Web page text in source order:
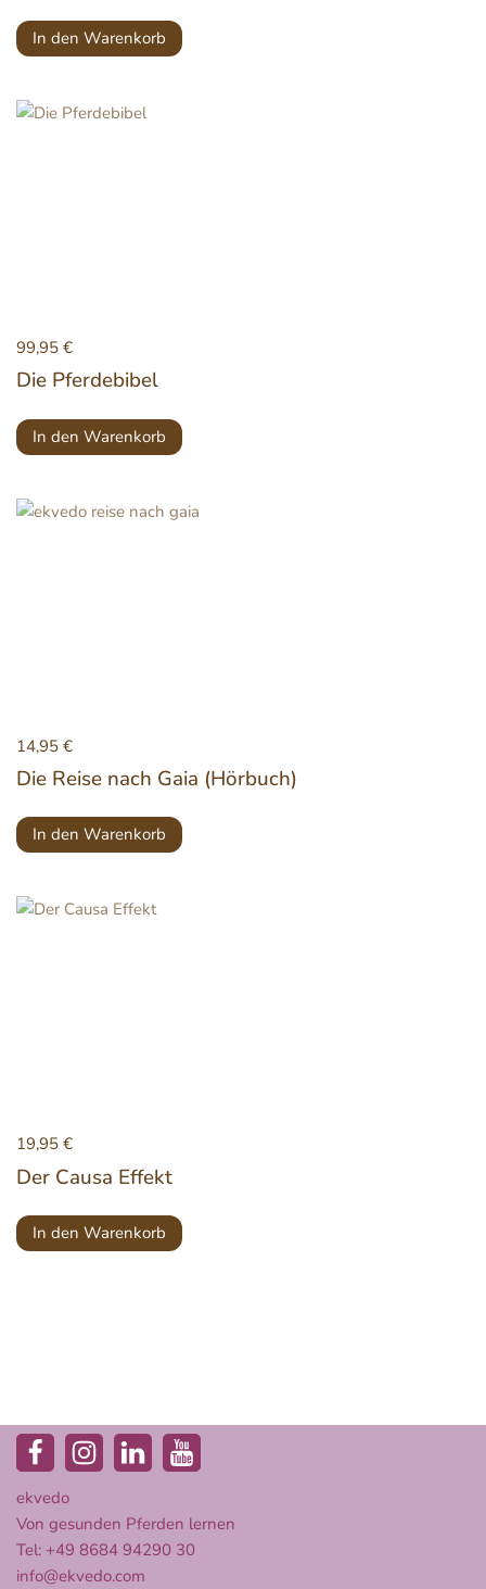
In den Warenkorb
99,95 €
Die Pferdebibel
In den Warenkorb
14,95 €
Die Reise nach Gaia (Hörbuch)
In den Warenkorb
19,95 €
Der Causa Effekt
In den Warenkorb
ekvedo
Von gesunden Pferden lernen
Tel: +49 8684 94290 30
info@ekvedo.com